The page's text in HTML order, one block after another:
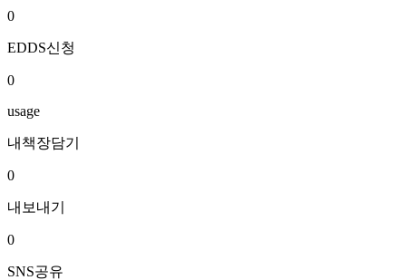
0
EDDS신청
0
usage
내책장담기
0
내보내기
0
SNS공유